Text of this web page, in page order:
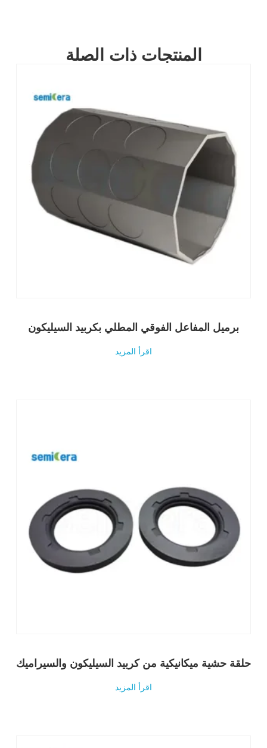
المنتجات ذات الصلة
برميل المفاعل الفوقي المطلي بكربيد السيليكون
اقرأ المزيد
حلقة حشية ميكانيكية من كربيد السيليكون والسيراميك
اقرأ المزيد